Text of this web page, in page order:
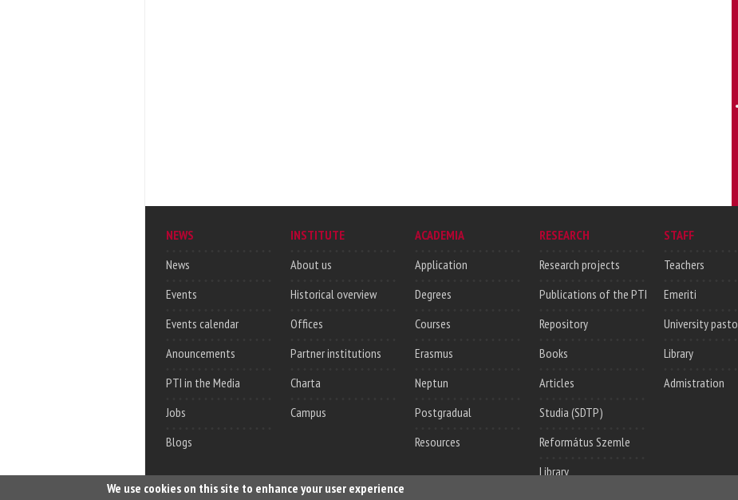
NEWS
News
Events
Events calendar
Anouncements
PTI in the Media
Jobs
Blogs
INSTITUTE
About us
Historical overview
Offices
Partner institutions
Charta
Campus
ACADEMIA
Application
Degrees
Courses
Erasmus
Neptun
Postgradual
Resources
RESEARCH
Research projects
Publications of the PTI
Repository
Books
Articles
Studia (SDTP)
Református Szemle
Library
STAFF
Teachers
Emeriti
University
Library
Admistration
We use cookies on this site to enhance your user experience